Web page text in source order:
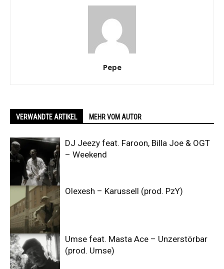
Pepe
VERWANDTE ARTIKEL MEHR VOM AUTOR
DJ Jeezy feat. Faroon, Billa Joe & OGT
– Weekend
Olexesh – Karussell (prod. PzY)
Umse feat. Masta Ace – Unzerstörbar
(prod. Umse)